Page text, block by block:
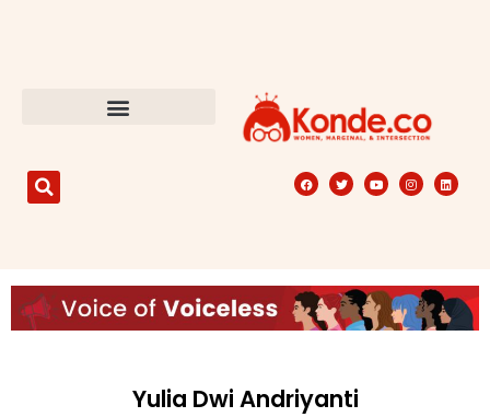
Yulia Dwi Andriyanti